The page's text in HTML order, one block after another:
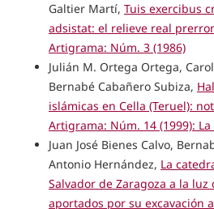
Galtier Martí, Tuis exercibus
adsistat: el relieve real
Artigrama: Núm. 3 (1986)
Julián M. Ortega Ortega,
Bernabé Cabañero Subiza,
islámicas en Cella (Teruel):
Artigrama: Núm. 14 (1999):
Juan José Bienes Calvo,
Antonio Hernández, La
Salvador de Zaragoza a la luz
aportados por su excavación